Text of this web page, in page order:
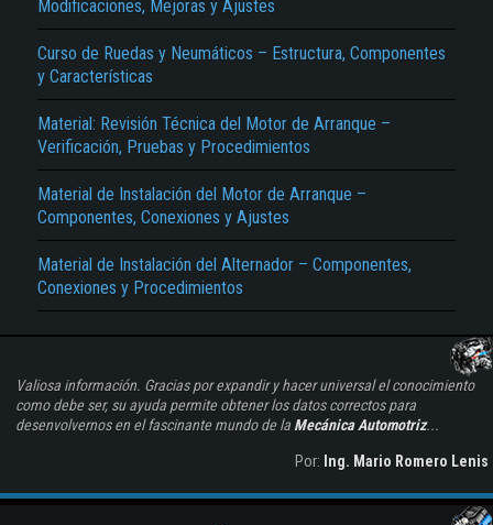
Modificaciones, Mejoras y Ajustes
Curso de Ruedas y Neumáticos – Estructura, Componentes
y Características
Material: Revisión Técnica del Motor de Arranque –
Verificación, Pruebas y Procedimientos
Material de Instalación del Motor de Arranque –
Componentes, Conexiones y Ajustes
Material de Instalación del Alternador – Componentes,
Conexiones y Procedimientos
Valiosa información. Gracias por expandir y hacer universal el conocimiento
como debe ser, su ayuda permite obtener los datos correctos para
desenvolvernos en el fascinante mundo de la Mecánica Automotriz...
Por: Ing. Mario Romero Lenis